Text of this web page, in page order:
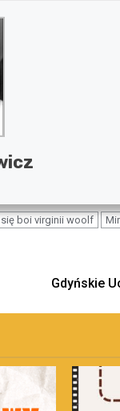
boi virginii woolf
Gdyńskie